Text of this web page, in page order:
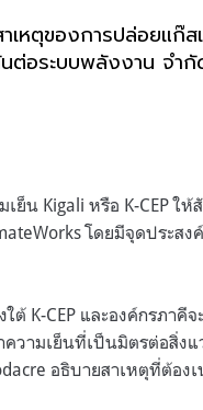
เหตุของการปล่อยแก๊ส
ต่อระบบพลังงาน จำกั
เย็น Kigali หรือ K-CEPให้
โดยมีจุดประสง
ใต้ K-CEP และองค์กรภาคี
ความเย็นที่เป็นมิตรต่อสิ่ง
อธิบายสาเหตุที่ต้อง